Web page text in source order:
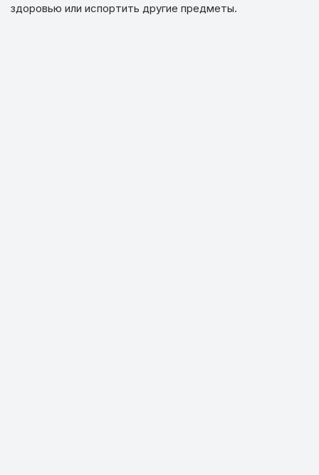
здоровью или испортить другие предметы.